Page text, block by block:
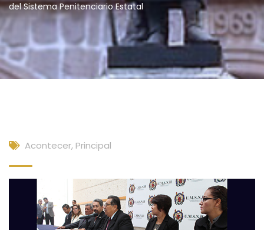
del Sistema Penitenciario Estatal
Acontecer, Principal